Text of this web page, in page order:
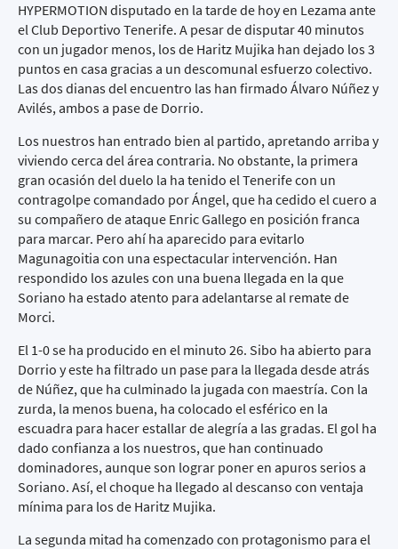
HYPERMOTION disputado en la tarde de hoy en Lezama ante
el Club Deportivo Tenerife. A pesar de disputar 40 minutos
con un jugador menos, los de Haritz Mujika han dejado los 3
puntos en casa gracias a un descomunal esfuerzo colectivo.
Las dos dianas del encuentro las han firmado Álvaro Núñez y
Avilés, ambos a pase de Dorrio.
Los nuestros han entrado bien al partido, apretando arriba y
viviendo cerca del área contraria. No obstante, la primera
gran ocasión del duelo la ha tenido el Tenerife con un
contragolpe comandado por Ángel, que ha cedido el cuero a
su compañero de ataque Enric Gallego en posición franca
para marcar. Pero ahí ha aparecido para evitarlo
Magunagoitia con una espectacular intervención. Han
respondido los azules con una buena llegada en la que
Soriano ha estado atento para adelantarse al remate de
Morci.
El 1-0 se ha producido en el minuto 26. Sibo ha abierto para
Dorrio y este ha filtrado un pase para la llegada desde atrás
de Núñez, que ha culminado la jugada con maestría. Con la
zurda, la menos buena, ha colocado el esférico en la
escuadra para hacer estallar de alegría a las gradas. El gol ha
dado confianza a los nuestros, que han continuado
dominadores, aunque son lograr poner en apuros serios a
Soriano. Así, el choque ha llegado al descanso con ventaja
mínima para los de Haritz Mujika.
La segunda mitad ha comenzado con protagonismo para el